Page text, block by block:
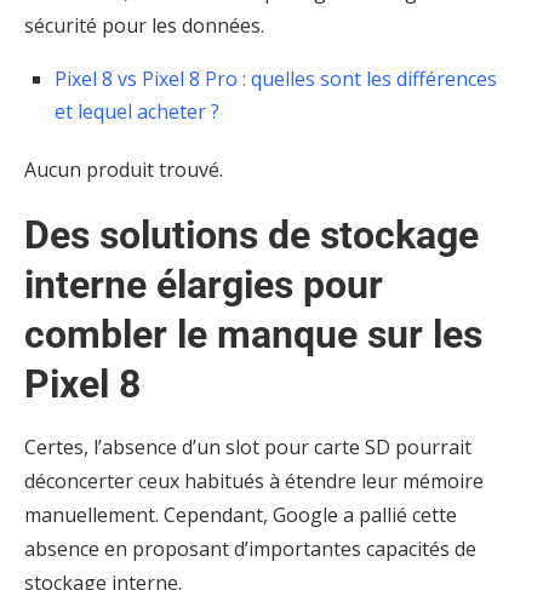
sécurité pour les données.
Pixel 8 vs Pixel 8 Pro : quelles sont les différences
et lequel acheter ?
Aucun produit trouvé.
Des solutions de stockage
interne élargies pour
combler le manque sur les
Pixel 8
Certes, l’absence d’un slot pour carte SD pourrait
déconcerter ceux habitués à étendre leur mémoire
manuellement. Cependant, Google a pallié cette
absence en proposant d’importantes capacités de
stockage interne.